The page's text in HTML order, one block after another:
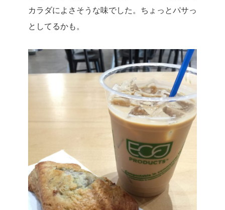
カラダによさそうな味でした。ちょっとパサっ
としてるかも。